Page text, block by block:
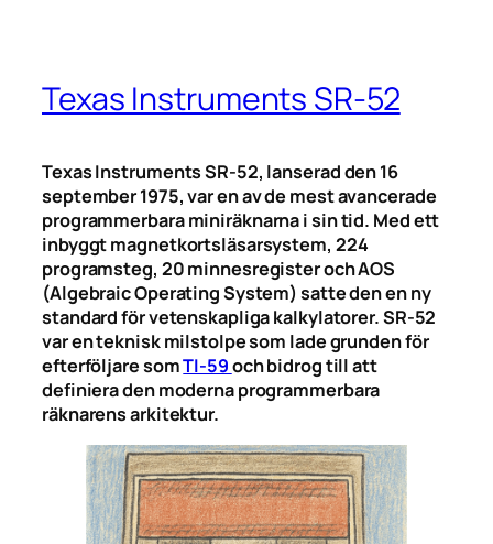
Texas Instruments SR-52
Texas Instruments SR-52, lanserad den 16
september 1975, var en av de mest avancerade
programmerbara miniräknarna i sin tid. Med ett
inbyggt magnetkortsläsarsystem, 224
programsteg, 20 minnesregister och AOS
(Algebraic Operating System) satte den en ny
standard för vetenskapliga kalkylatorer. SR-52
var en teknisk milstolpe som lade grunden för
efterföljare somTI-59och bidrog till att
definiera den moderna programmerbara
räknarens arkitektur.